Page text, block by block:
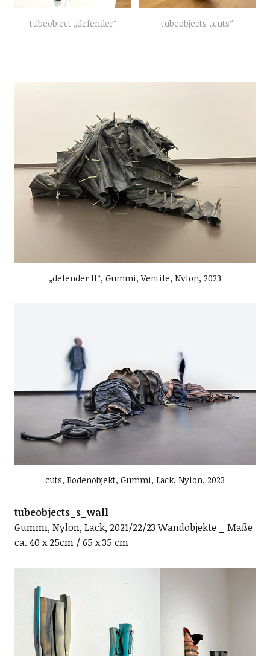
tubeobject „defender“ tubeobjects „cuts“
„defender II“, Gummi, Ventile, Nylon, 2023
cuts, Bodenobjekt, Gummi, Lack, Nylon, 2023
tubeobjects_s_wall
Gummi, Nylon, Lack, 2021/22/23 Wandobjekte _ Maße
ca. 40 x 25cm / 65 x 35 cm